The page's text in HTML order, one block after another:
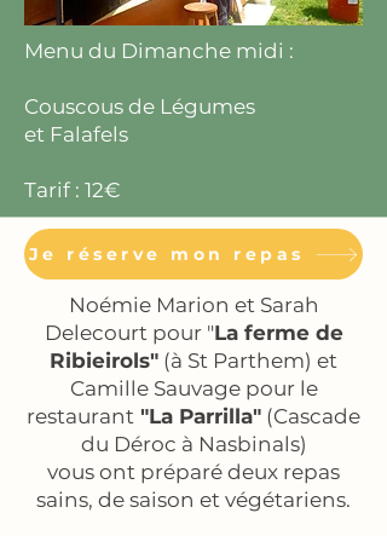
Menu du Dimanche midi :
Couscous de Légumes
et Falafels
Tarif : 12€
Je réserve mon repas
Noémie Marion et Sarah
Delecourt pour "La ferme de
Ribieirols" (à St Parthem) et
Camille Sauvage pour le
restaurant "La Parrilla" (Cascade
du Déroc à Nasbinals)
vous ont préparé deux repas
sains, de saison et végétariens.